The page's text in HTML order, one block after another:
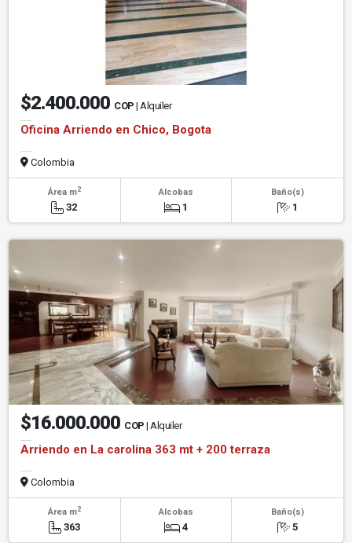
$2.400.000 COP | Alquiler
Oficina Arriendo en Chico, Bogota
Colombia
Área m2
32
Alcobas
1
Baño(s)
1
$16.000.000 COP | Alquiler
Arriendo en La carolina 363 mt + 200 terraza
Colombia
Área m2
363
Alcobas
4
Baño(s)
5